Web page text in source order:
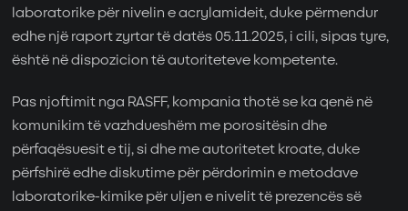
laboratorike për nivelin e acrylamideit, duke përmendur
edhe një raport zyrtar të datës 05.11.2025, i cili, sipas tyre,
është në dispozicion të autoriteteve kompetente.
Pas njoftimit nga RASFF, kompania thotë se ka qenë në
komunikim të vazhdueshëm me porositësin dhe
përfaqësuesit e tij, si dhe me autoritetet kroate, duke
përfshirë edhe diskutime për përdorimin e metodave
laboratorike-kimike për uljen e nivelit të prezencës së